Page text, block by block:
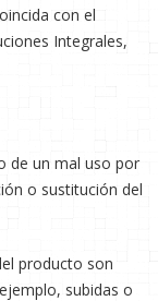
con el
Integrales,
de un mal uso por
o sustitución del
producto son
subidas o